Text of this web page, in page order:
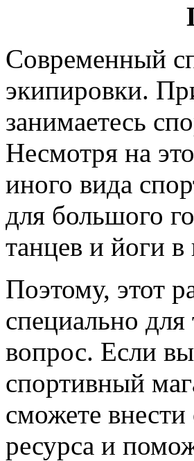
Современный
экипировки.
занимаетесь
Несмотря на
иного вида
для большого
танцев и йоги
Поэтому, этот
специально
вопрос. Если
спортивный
сможете внести
ресурса и